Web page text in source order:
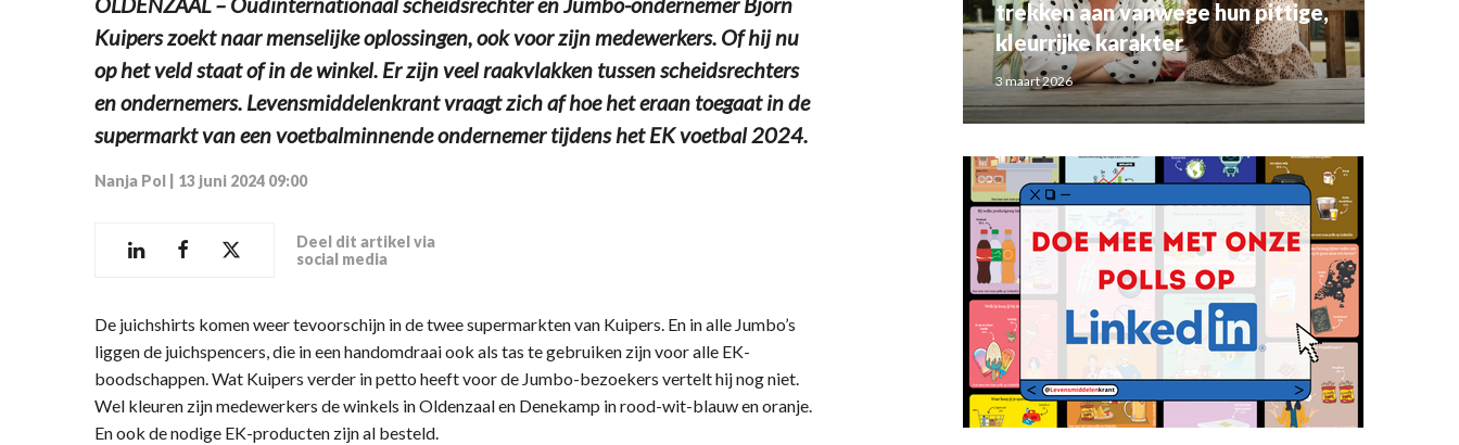
Kuipers zoekt naar menselijke oplossingen, ook voor zijn medewerkers. Of hij nu
op het veld staat of in de winkel. Er zijn veel raakvlakken tussen scheidsrechters
en ondernemers. Levensmiddelenkrant vraagt zich af hoe het eraan toegaat in de
supermarkt van een voetbalminnende ondernemer tijdens het EK voetbal 2024.
Nanja Pol 13 juni 2024 09:00
Deel dit artikel via
social media
De juichshirts komen weer tevoorschijn in de twee supermarkten van Kuipers. En in alle Jumbo’s
liggen de juichspencers, die in een handomdraai ook als tas te gebruiken zijn voor alle EK-
boodschappen. Wat Kuipers verder in petto heeft voor de Jumbo-bezoekers vertelt hij nog niet.
Wel kleuren zijn medewerkers de winkels in Oldenzaal en Denekamp in rood-wit-blauw en oranje.
En ook de nodige EK-producten zijn al besteld.
trekken aan vanwege hun pittige,
kleurrijke karakter
3 maart 2026